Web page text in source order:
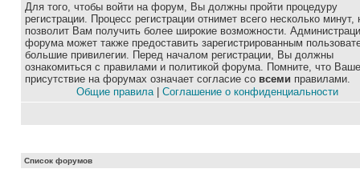
Для того, чтобы войти на форум, Вы должны пройти процедуру
регистрации. Процесс регистрации отнимет всего несколько минут,
позволит Вам получить более широкие возможности.
форума может также предоставить зарегистрированным
большие привилегии. Перед началом регистрации, Вы должны
ознакомиться с правилами и политикой форума. Помните, что Ваше
присутствие на форумах означает согласие со всеми правилами.
Общие правила| Соглашение о конфиденциальности
Список форумов